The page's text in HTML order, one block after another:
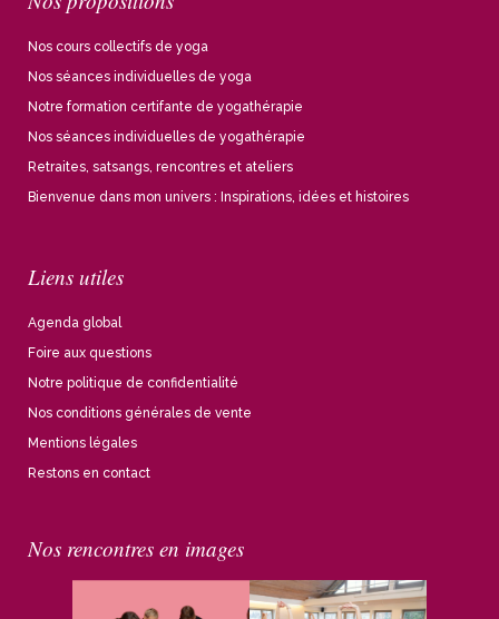
Nos cours collectifs de yoga
Nos séances individuelles de yoga
Notre formation certifante de yogathérapie
Nos séances individuelles de yogathérapie
Retraites, satsangs, rencontres et ateliers
Bienvenue dans mon univers : Inspirations, idées et histoires
Liens utiles
Agenda global
Foire aux questions
Notre politique de confidentialité
Nos conditions générales de vente
Mentions légales
Restons en contact
Nos rencontres en images